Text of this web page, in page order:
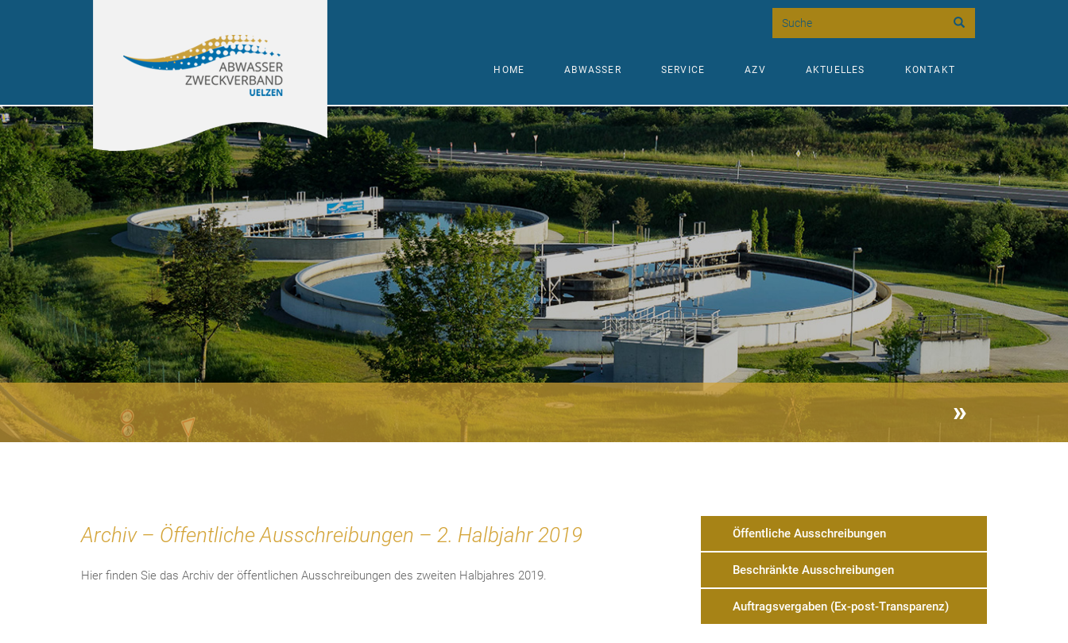
Suche
HOME ABWASSER SERVICE AZV AKTUELLES KONTAKT
Archiv – Öffentliche Ausschreibungen – 2. Halbjahr 2019
Hier finden Sie das Archiv der öffentlichen Ausschreibungen des zweiten Halbjahres 2019.
Öffentliche Ausschreibungen
Beschränkte Ausschreibungen
Auftragsvergaben (Ex-post-Transparenz)